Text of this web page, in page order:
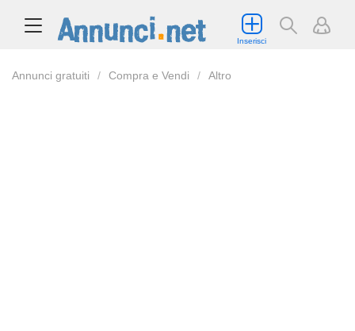
Inserisci
Annunci gratuiti Compra e Vendi Altro